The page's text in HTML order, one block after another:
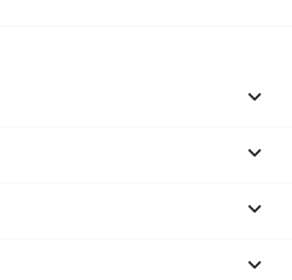



keyboard_arrow_down